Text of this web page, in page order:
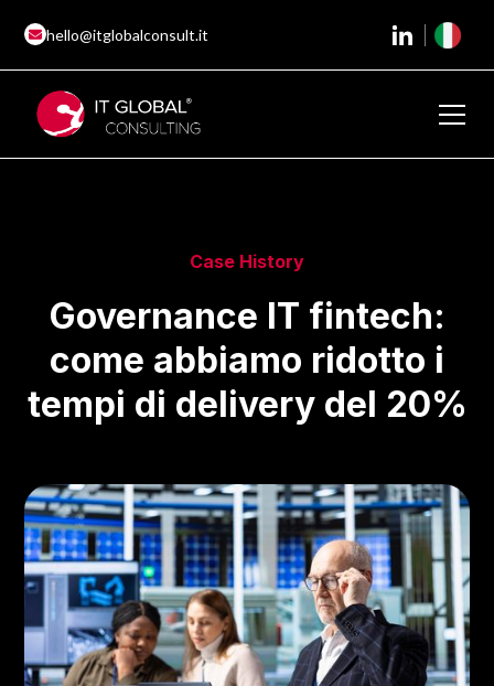
hello@itglobalconsult.it
Case History
Governance IT fintech:
come abbiamo ridotto i
tempi di delivery del 20%